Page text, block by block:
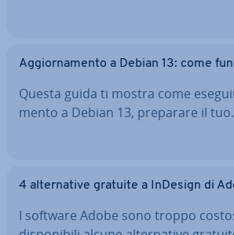
Ag­gior­na­men­to a Debian 13: come
Questa guida ti mostra come
men­to a Debian 13, preparare il
4 al­ter­na­ti­ve gratuite a InDesign di
I software Adobe sono troppo